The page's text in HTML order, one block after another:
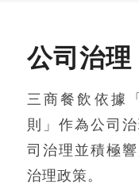
公司治理
三商餐飲依據
則」作為公司
司治理並積極
治理政策。